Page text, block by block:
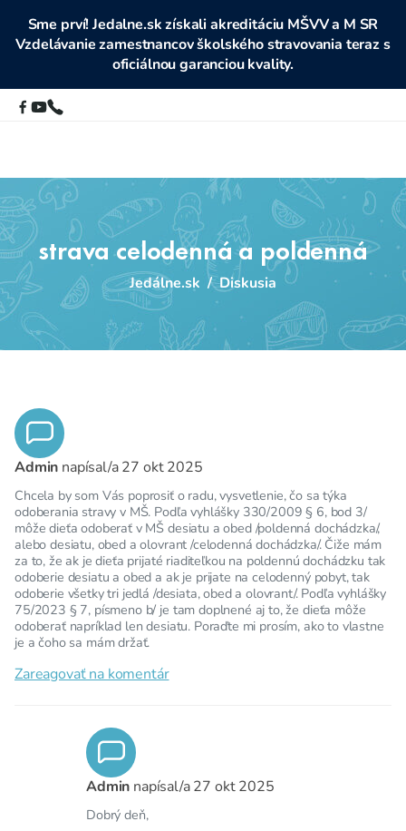
Sme prví! Jedalne.sk získali akreditáciu MŠVV a M SR
Vzdelávanie zamestnancov školského stravovania teraz s
oficiálnou garanciou kvality.
strava celodenná a poldenná
Jedálne.sk / Diskusia
Admin napísal/a27 okt 2025
Chcela by som Vás poprosiť o radu, vysvetlenie, čo sa týka
odoberania stravy v MŠ. Podľa vyhlášky 330/2009 § 6, bod 3/
môže dieťa odoberať v MŠ desiatu a obed /poldenná dochádzka/,
alebo desiatu, obed a olovrant /celodenná dochádzka/. Čiže mám
za to, že ak je dieťa prijaté riaditeľkou na poldennú dochádzku tak
odoberie desiatu a obed a ak je prijate na celodenný pobyt, tak
odoberie všetky tri jedlá /desiata, obed a olovrant/. Podľa vyhlášky
75/2023 § 7, písmeno b/ je tam doplnené aj to, že dieťa môže
odoberať napríklad len desiatu. Poraďte mi prosím, ako to vlastne
je a čoho sa mám držať.
Zareagovať na komentár
Admin napísal/a27 okt 2025
Dobrý deň,